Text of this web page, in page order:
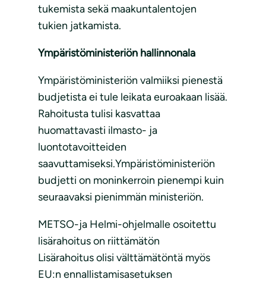
tukemista sekä maakuntalentojen
tukien jatkamista.
Ympäristöministeriön hallinnonala
Ympäristöministeriön valmiiksi pienestä
budjetista ei tule leikata euroakaan lisää.
Rahoitusta tulisi kasvattaa
huomattavasti ilmasto- ja
luontotavoitteiden
saavuttamiseksi.Ympäristöministeriön
budjetti on moninkerroin pienempi kuin
seuraavaksi pienimmän ministeriön.
METSO-ja Helmi-ohjelmalle osoitettu
lisärahoitus on riittämätön
Lisärahoitus olisi välttämätöntä myös
EU:n ennallistamisasetuksen